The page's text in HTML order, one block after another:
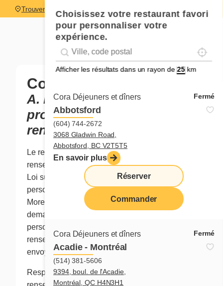
Choisissez votre restaurant favori
pour personnaliser votre
expérience.
Geolocation
Géolocalisation
Afficher les résultats dans un rayon de km
Cora Déjeuners et dîners Fermé
Abbotsford
(604) 744-2672
3068 Gladwin Road,
Abbotsford, BC V2T5T5
En savoir plus
Réserver
Commander
Cora Déjeuners et dîners Fermé
Acadie - Montréal
(514) 381-5606
9394, boul. de l'Acadie,
Montréal, QC H4N3H1
Trouver un restaurant
Confidentialité
A. Responsable de la
protection des
renseignements personnels
Le responsable de la protection des
renseignements personnels aux termes de la
Loi sur la protection des renseignements
personnels dans le secteur privé est Benoit
Morel, Vice-président, Affaires juridiques. Toute
demande d’accès à des renseignements
personnels ou de modification des
renseignements personnels peut lui être
envoyée à l'adresse ci-dessous:
Responsable de la protection des